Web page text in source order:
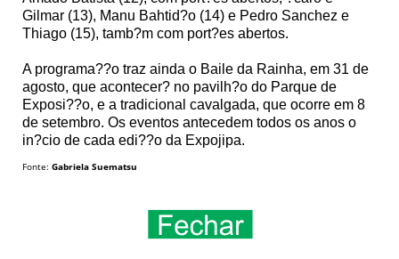
Gilmar (13), Manu Bahtid?o (14) e Pedro Sanchez e
Thiago (15), tamb?m com port?es abertos.
A programa??o traz ainda o Baile da Rainha, em 31 de
agosto, que acontecer? no pavilh?o do Parque de
Exposi??o, e a tradicional cavalgada, que ocorre em 8
de setembro. Os eventos antecedem todos os anos o
in?cio de cada edi??o da Expojipa.
Fonte: Gabriela Suematsu